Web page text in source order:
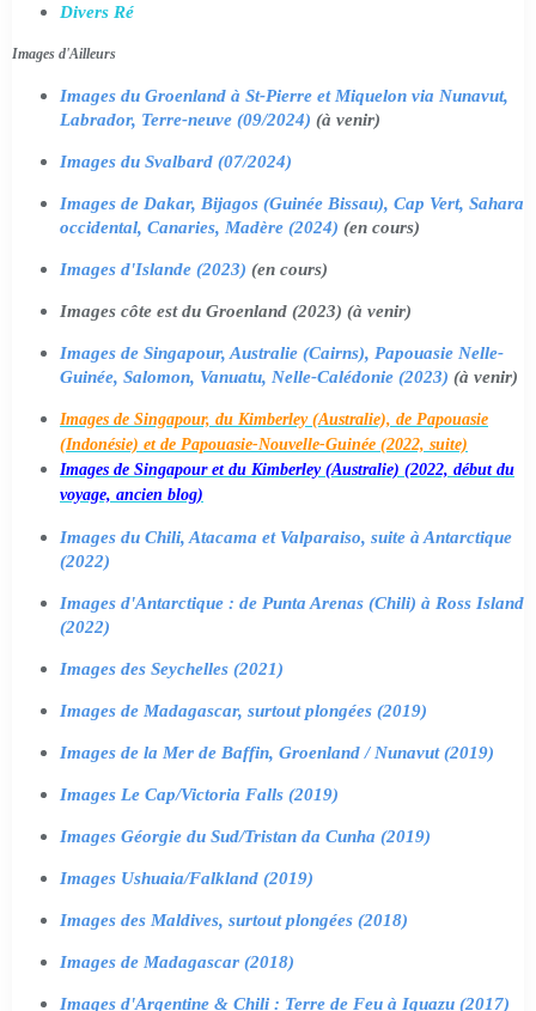
Divers Ré
Images d'Ailleurs
Images du Groenland à St-Pierre et Miquelon via Nunavut,
Labrador, Terre-neuve (09/2024) (à venir)
Images du Svalbard (07/2024)
Images de Dakar, Bijagos (Guinée Bissau), Cap Vert, Sahara
occidental, Canaries, Madère (2024) (en cours)
Images d'Islande (2023) (en cours)
Images côte est du Groenland (2023) (à venir)
Images de Singapour, Australie (Cairns), Papouasie Nelle-
Guinée, Salomon, Vanuatu, Nelle-Calédonie (2023) (à venir)
Images de Singapour, du Kimberley (Australie), de Papouasie
(Indonésie) et de Papouasie-Nouvelle-Guinée (2022, suite)
Images de Singapour et du Kimberley (Australie) (2022, début du
voyage, ancien blog)
Images du Chili, Atacama et Valparaiso, suite à Antarctique
(2022)
Images d'Antarctique : de Punta Arenas (Chili) à Ross Island
(2022)
Images des Seychelles (2021)
Images de Madagascar, surtout plongées (2019)
Images de la Mer de Baffin, Groenland / Nunavut (2019)
Images Le Cap/Victoria Falls (2019)
Images Géorgie du Sud/Tristan da Cunha (2019)
Images Ushuaia/Falkland (2019)
Images des Maldives, surtout plongées (2018)
Images de Madagascar (2018)
Images d'Argentine & Chili : Terre de Feu à Iguazu (2017)